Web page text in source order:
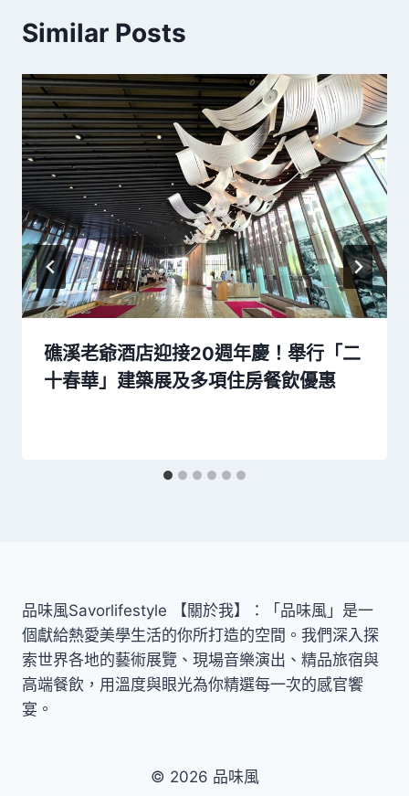
Similar Posts
礁溪老爺酒店迎接20週年慶！舉行「二
十春華」建築展及多項住房餐飲優惠
品味風Savorlifestyle 【關於我】：「品味風」是一
個獻給熱愛美學生活的你所打造的空間。我們深入探
索世界各地的藝術展覽、現場音樂演出、精品旅宿與
高端餐飲，用溫度與眼光為你精選每一次的感官饗
宴。
© 2026 品味風